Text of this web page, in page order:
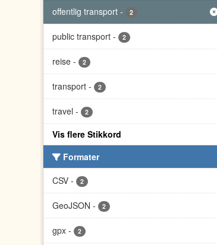
offentlig transport - 2
public transport - 2
reise - 2
transport - 2
travel - 2
Vis flere Stikkord
Formater
CSV - 2
GeoJSON - 2
gpx - 2